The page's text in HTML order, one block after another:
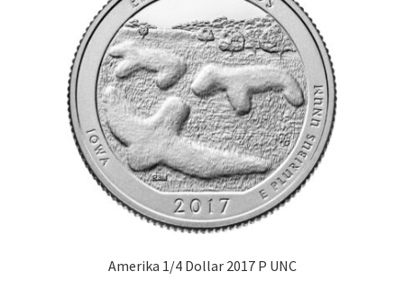
Amerika 1/4 Dollar 2017 P UNC